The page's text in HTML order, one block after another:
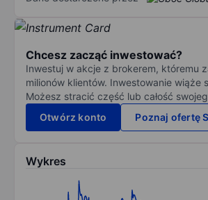
Chcesz zacząć inwestować?
Inwestuj w akcje z brokerem, któremu
milionów klientów. Inwestowanie wiąże
Możesz stracić część lub całość
Otwórz konto
Poznaj ofertę
Wykres